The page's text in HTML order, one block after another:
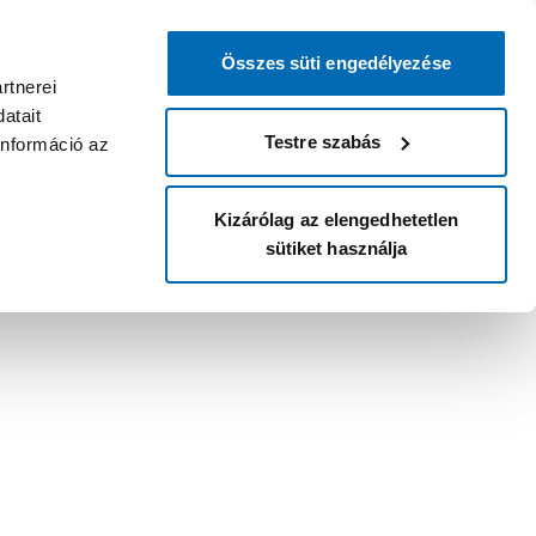
az
Összes süti engedélyezése
Testre szabás
Kizárólag az elengedhetetlen
sütiket használja